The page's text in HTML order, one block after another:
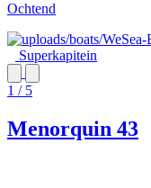
Ochtend
Superkapitein
1 / 5
Menorquin 43